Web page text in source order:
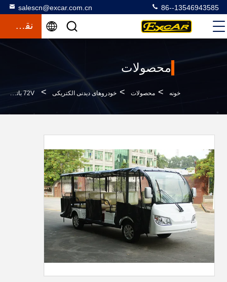
salescn@excar.com.cn 86--13546943585
نقل قول
محصولات
خونه > محصولات > خودروهای دیدنی الکتریکی > 72V باتری قدرت گشت و گذار الکتریکی با پوشش باران 14 تایر اینچ